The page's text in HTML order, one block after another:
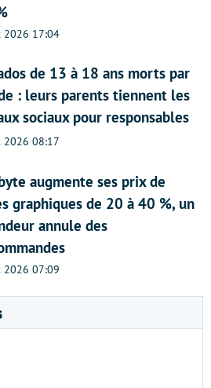
2026 17:04
de 13 à 18 ans morts par
: leurs parents tiennent les
sociaux pour responsables
2026 08:17
augmente ses prix de
graphiques de 20 à 40 %, un
annule des
2026 07:09